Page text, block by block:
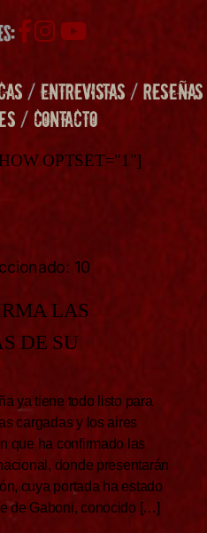
/ENTREVISTAS/RESEÑAS
/ CONTACTO
OPTSET="1"]
10
LAS
DE SU
ya tiene todo listo para
cargadas y los aires
que ha confirmado las
donde presentarán
cuya portada ha estado
de Gaboni, conocido […]